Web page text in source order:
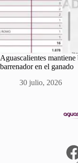
Aguascalientes
barrenador en el ganado
30 julio, 2026